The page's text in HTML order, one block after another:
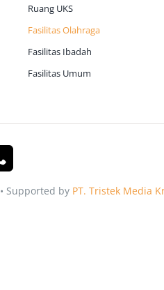
Ruang UKS
Fasilitas Olahraga
Fasilitas Ibadah
Fasilitas Umum
• Supported by PT. Tristek Media